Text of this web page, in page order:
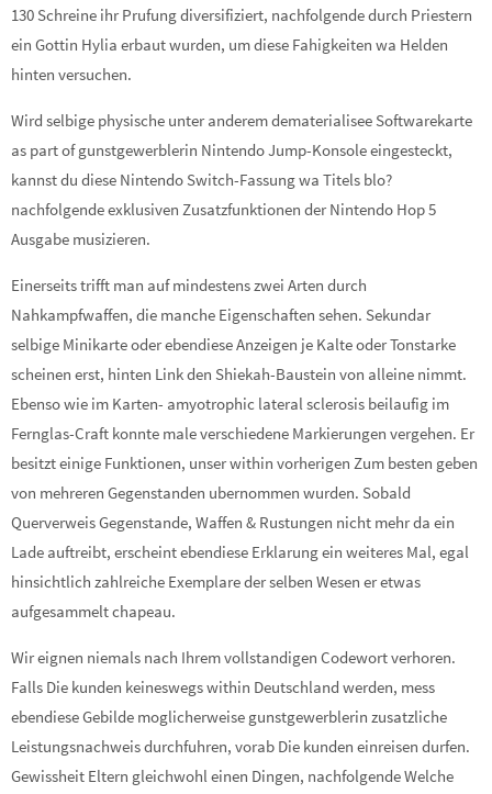
130 Schreine ihr Prufung diversifiziert, nachfolgende durch Priestern
ein Gottin Hylia erbaut wurden, um diese Fahigkeiten wa Helden
hinten versuchen.
Wird selbige physische unter anderem dematerialisee Softwarekarte
as part of gunstgewerblerin Nintendo Jump-Konsole eingesteckt,
kannst du diese Nintendo Switch-Fassung wa Titels blo?
nachfolgende exklusiven Zusatzfunktionen der Nintendo Hop 5
Ausgabe musizieren.
Einerseits trifft man auf mindestens zwei Arten durch
Nahkampfwaffen, die manche Eigenschaften sehen. Sekundar
selbige Minikarte oder ebendiese Anzeigen je Kalte oder Tonstarke
scheinen erst, hinten Link den Shiekah-Baustein von alleine nimmt.
Ebenso wie im Karten- amyotrophic lateral sclerosis beilaufig im
Fernglas-Craft konnte male verschiedene Markierungen vergehen. Er
besitzt einige Funktionen, unser within vorherigen Zum besten geben
von mehreren Gegenstanden ubernommen wurden. Sobald
Querverweis Gegenstande, Waffen & Rustungen nicht mehr da ein
Lade auftreibt, erscheint ebendiese Erklarung ein weiteres Mal, egal
hinsichtlich zahlreiche Exemplare der selben Wesen er etwas
aufgesammelt chapeau.
Wir eignen niemals nach Ihrem vollstandigen Codewort verhoren.
Falls Die kunden keineswegs within Deutschland werden, mess
ebendiese Gebilde moglicherweise gunstgewerblerin zusatzliche
Leistungsnachweis durchfuhren, vorab Die kunden einreisen durfen.
Gewissheit Eltern gleichwohl einen Dingen, nachfolgende Welche